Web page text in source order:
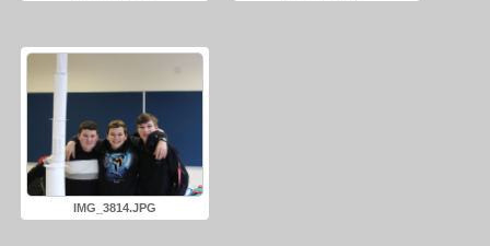
IMG_3814.JPG